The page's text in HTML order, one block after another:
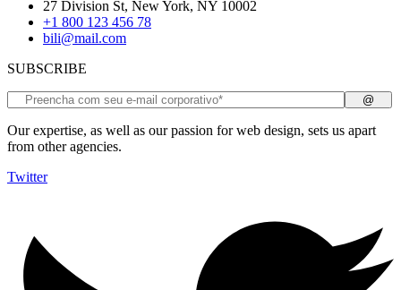
27 Division St, New York, NY 10002
+1 800 123 456 78
bili@mail.com
SUBSCRIBE
Our expertise, as well as our passion for web design, sets us apart
from other agencies.
Twitter